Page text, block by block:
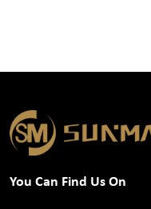
You Can Find Us On